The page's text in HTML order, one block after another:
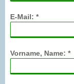
E-Mail: *
Vorname, Name: *